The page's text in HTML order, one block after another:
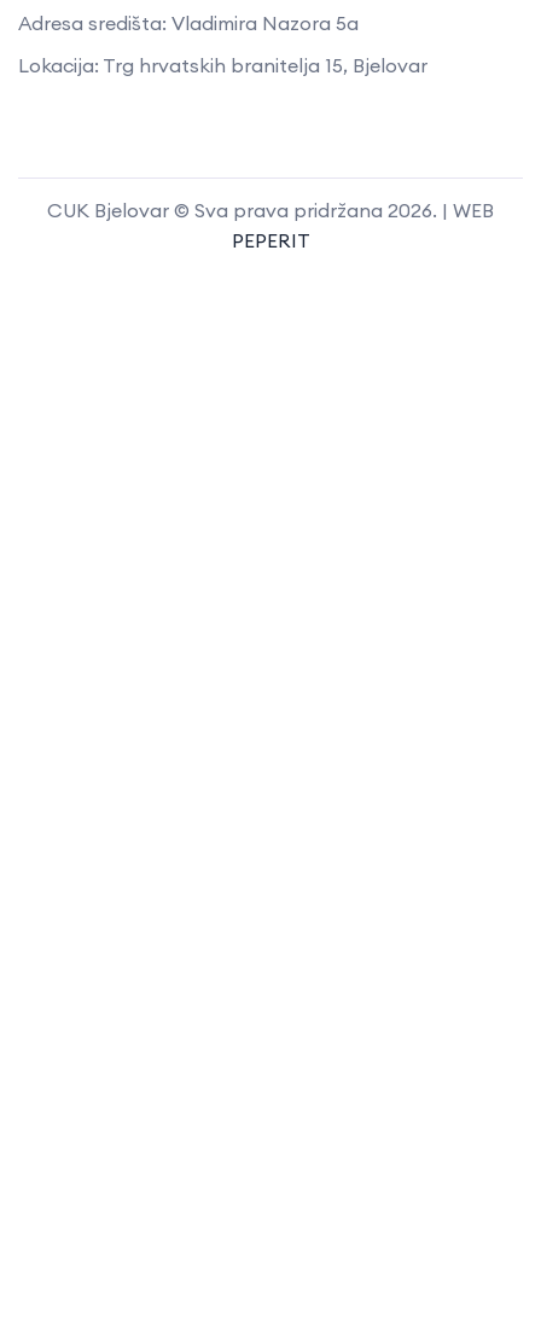
Adresa središta: Vladimira Nazora 5a
Lokacija: Trg hrvatskih branitelja 15, Bjelovar
CUK Bjelovar © Sva prava pridržana 2026. | WEB
PEPERIT